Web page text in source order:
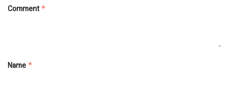
Comment *
Name *